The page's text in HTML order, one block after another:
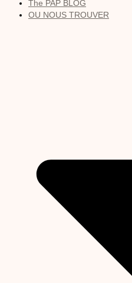
The PAP BLOG
OU NOUS TROUVER